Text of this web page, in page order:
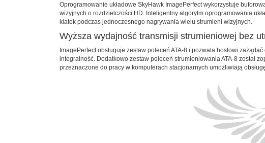
Oprogramowanie układowe SkyHawk ImagePerfect wykorzystuje
wizyjnych o rozdzielczości HD. Inteligentny algorytm oprogramowania
klatek podczas jednoczesnego nagrywania wielu strumieni wizyjnych.
Wyższa wydajność transmisji strumieniowej bez
ImagePerfect obsługuje zestaw poleceń ATA-8 i pozwala hostowi
integralność. Dodatkowo zestaw poleceń strumieniowania ATA-8 został
przeznaczone do pracy w komputerach stacjonarnych umożliwiają